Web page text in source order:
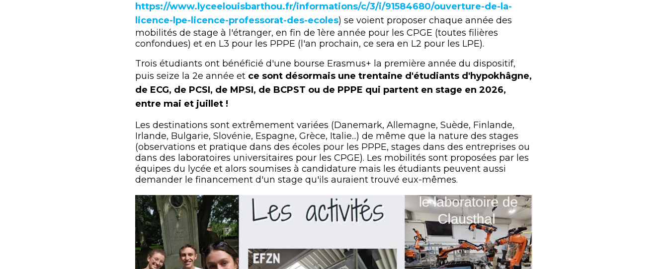
https://www.lyceelouisbarthou.fr/informations/c/3/i/91584680/ouverture-de-la-
licence-lpe-licence-professorat-des-ecoles) se voient proposer chaque année des
mobilités de stage à l'étranger, en fin de 1ère année pour les CPGE (toutes filières
confondues) et en L3 pour les PPPE (l'an prochain, ce sera en L2 pour les LPE).
Trois étudiants ont bénéficié d'une bourse Erasmus+ la première année du dispositif,
puis seize la 2e année et ce sont désormais une trentaine d'étudiants d'hypokhâgne,
de ECG, de PCSI, de MPSI, de BCPST ou de PPPE qui partent en stage en 2026,
entre mai et juillet !
Les destinations sont extrêmement variées (Danemark, Allemagne, Suède, Finlande,
Irlande, Bulgarie, Slovénie, Espagne, Grèce, Italie...) de même que la nature des stages
(observations et pratique dans des écoles pour les PPPE, stages dans des entreprises ou
dans des laboratoires universitaires pour les CPGE). Les mobilités sont proposées par les
équipes du lycée et alors soumises à candidature mais les étudiants peuvent aussi
demander le financement d'un stage qu'ils auraient trouvé eux-mêmes.